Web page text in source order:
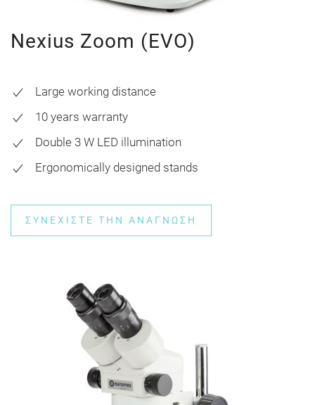
Nexius Zoom (EVO)
Large working distance
10 years warranty
Double 3 W LED illumination
Ergonomically designed stands
ΣΥΝΕΧΊΣΤΕ ΤΗΝ ΑΝΆΓΝΩΣΗ